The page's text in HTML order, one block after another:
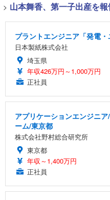
> 山本舞香、第一子出産を報
プラントエンジニア「発電・
日本製紙株式会社
埼玉県
年収426万円～1,000万円
正社員
アプリケーションエンジニ
ーム/東京都
株式会社野村総合研究所
東京都
年収～1,400万円
正社員